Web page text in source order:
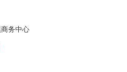
务中心